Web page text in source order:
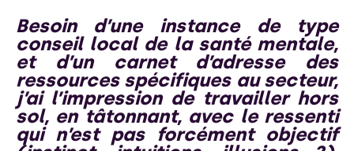
Besoin d’une instance de type
conseil local de la santé mentale,
et d’un carnet d’adresse des
ressources spécifiques au secteur,
j’ai l’impression de travailler hors
sol, en tâtonnant, avec le ressenti
qui n’est pas forcément objectif